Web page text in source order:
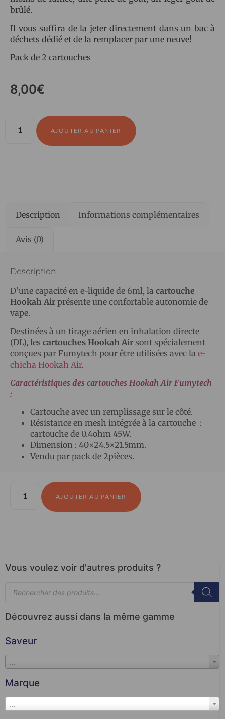
brûlé.
Il vous suffira de la jeter directement dans un bac à
déchets dédié et de la remplacer par une neuve!
Pack de 2 cartouches
8,00€
AJOUTER AU PANIER
Description Informations complémentaires
Avis (0)
Description
D’une capacité en e-liquide de 6ml, la cartouche
Hookah Air présente une confortable autonomie de
vape.
Destinées à un tirage aérien en inhalation directe
(DL), les cartouches Hookah Air sont spécialement
conçues par Fumytech pour être utilisées avec la e-
chicha Hookah Air.
Caractéristiques des cartouches Hookah Air Fumytech
:
Cartouche avec un remplissage sur le côté.
Résistance en mesh intégrée à la cartouche :
cartouche de 0.4ohm 45W.
Dimension : 40×24.5×21.5mm.
Vendu par pack de 2pièces.
AJOUTER AU PANIER
Vous voulez voir d'autres produits ?
Découvrez aussi dans la même gamme
Saveur
...
Marque
...